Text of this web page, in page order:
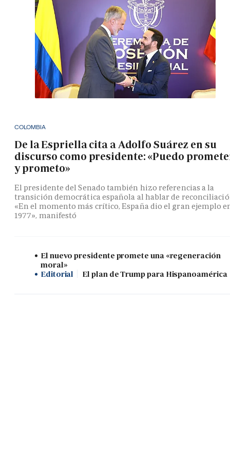
COLOMBIA
De la Espriella cita a Adolfo Suárez en su
discurso como presidente: «Puedo
y prometo»
El presidente del Senado también hizo referencias a la
transición democrática española al hablar de
«En el momento más crítico, España dio el gran ejemplo
1977», manifestó
El nuevo presidente promete una «regeneración
moral»
Editorial
El plan de Trump para Hispanoamérica